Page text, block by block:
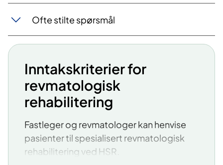
Ofte stilte spørsmål
Inntakskriterier for
revmatologisk
rehabilitering
Fastleger og revmatologer kan henvise
pasienter til spesialisert revmatologisk
rehabilitering ved HSR.